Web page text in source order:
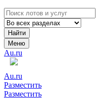
Найти
Меню
Au.ru
Au.ru
Разместить
Разместить